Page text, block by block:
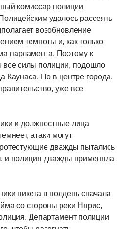
комиссар полиции
удалось рассеять
возобновление
темноты и, как только
парламента. Поэтому к
все силы полиции, подошло
Каунаса. Но в центре города,
уже все
и должностные лица
атаки могут
дважды пытались
и полиция дважды применяла
пикета в полдень сначала
со стороны реки Нярис,
Департамент полиции